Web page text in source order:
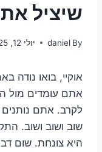
שיציל
By
daniel יולי 12, 2025
אוקיי, בואו נודה
אתם עומדים מול
לקרב. אתם
שוב ושוב ושוב.
היא צונחת. שום